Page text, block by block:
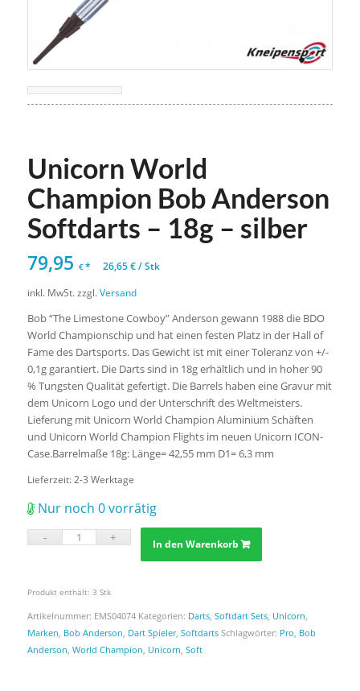
Unicorn World
Champion Bob Anderson
Softdarts – 18g – silber
79,95 €* 26,65€/Stk
inkl. MwSt. zzgl. Versand
Bob “The Limestone Cowboy” Anderson gewann 1988 die BDO
World Championschip und hat einen festen Platz in der Hall of
Fame des Dartsports. Das Gewicht ist mit einer Toleranz von +/-
0,1g garantiert. Die Darts sind in 18g erhältlich und in hoher 90
% Tungsten Qualität gefertigt. Die Barrels haben eine Gravur mit
dem Unicorn Logo und der Unterschrift des Weltmeisters.
Lieferung mit Unicorn World Champion Aluminium Schäften
und Unicorn World Champion Flights im neuen Unicorn ICON-
Case.Barrelmaße 18g: Länge= 42,55 mm D1= 6,3 mm
Lieferzeit: 2-3 Werktage
Nur noch 0 vorrätig
In den Warenkorb
Produkt enthält: 3 Stk
Artikelnummer: EMS04074 Kategorien: Darts, Softdart Sets, Unicorn,
Marken, Bob Anderson, Dart Spieler, Softdarts Schlagwörter: Pro, Bob
Anderson, World Champion, Unicorn, Soft